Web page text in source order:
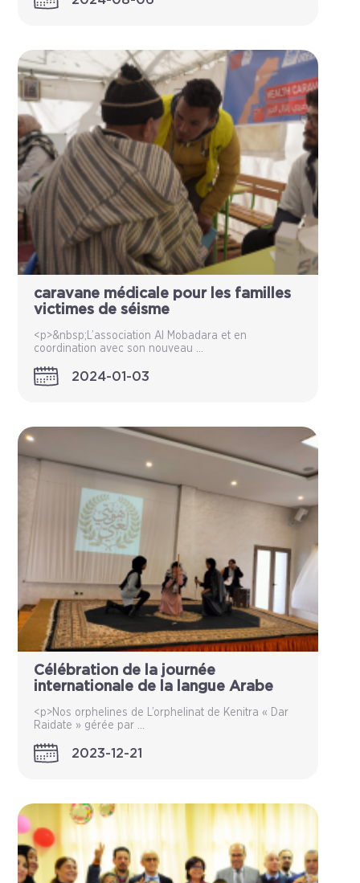
caravane médicale pour les familles
victimes de séisme
<p>&nbsp;L’association Al Mobadara et en
coordination avec son nouveau ...
2024-01-03
Célébration de la journée
internationale de la langue Arabe
<p>Nos orphelines de L’orphelinat de Kenitra « Dar
Raidate » gérée par ...
2023-12-21